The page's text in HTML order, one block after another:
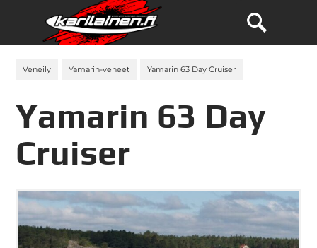
Veneily Yamarin-veneet Yamarin 63 Day Cruiser
Yamarin 63 Day
Cruiser